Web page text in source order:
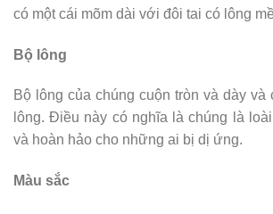
có một cái mõm dài với đôi tai có lông
Bộ lông
Bộ lông của chúng cuộn tròn và dày và
lông. Điều này có nghĩa là chúng là
và hoàn hảo cho những ai bị dị ứng.
Màu sắc